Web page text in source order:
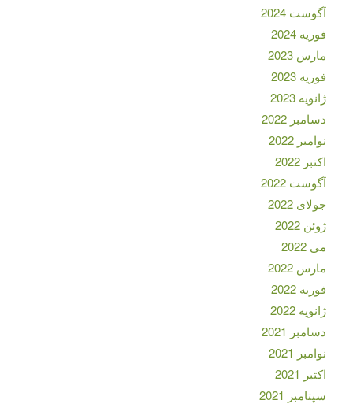
آگوست 2024
فوریه 2024
مارس 2023
فوریه 2023
ژانویه 2023
دسامبر 2022
نوامبر 2022
اکتبر 2022
آگوست 2022
جولای 2022
ژوئن 2022
می 2022
مارس 2022
فوریه 2022
ژانویه 2022
دسامبر 2021
نوامبر 2021
اکتبر 2021
سپتامبر 2021